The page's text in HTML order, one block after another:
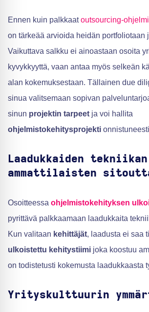
Ennen kuin palkkaatoutsourcing-
on tärkeää arvioida heidän portfoliotaan
Vaikuttava salkku ei ainoastaan osoita
kyvykkyyttä, vaan antaa myös selkeän
alan kokemuksestaan. Tällainen due
sinua valitsemaan sopivan
sinun projektin tarpeet ja voi hallita
ohjelmistokehitysprojekti
Laadukkaiden tekniikan
ammattilaisten
Osoitteessa ohjelmistokehityksen
pyrittävä palkkaamaan laadukkaita
Kun valitaan kehittäjät, laadusta ei saa
ulkoistettu kehitystiimi joka koostuu
on todistetusti kokemusta laadukkaasta
Yrityskulttuurin